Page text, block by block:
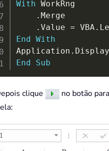
With WorkRng
. Merge
. Value = VBA.
End
With
Application .
End
Sub
clique
no botão